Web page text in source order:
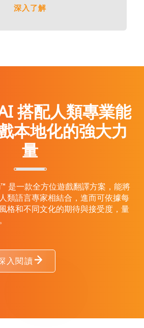
深入了解
搭配人類專業能
本地化的強大力
量
是一款全方位遊戲翻譯方案，能將
類語言專家相結合，進而可依據每
格和不同文化的期待與接受度，量
入閱讀